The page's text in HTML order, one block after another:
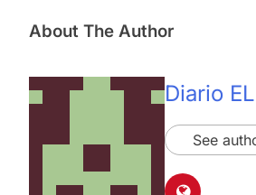
About The Author
Diario
See